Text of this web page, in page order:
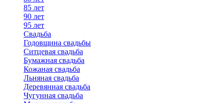
85 лет
90 лет
95 лет
Свадьба
Годовщина свадьбы
Ситцевая свадьба
Бумажная свадьба
Кожаная свадьба
Льняная свадьба
Деревянная свадьба
Чугунная свадьба